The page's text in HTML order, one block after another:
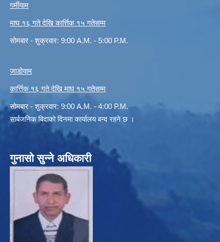
गर्मीयाम
माघ १६ गते देखि कार्त्तिक १५ गतेसम्म
सोमबार - शुक्रवार: 9:00 A.M. - 5:00 P.M.
जाडोयाम
कार्त्तिक १६ गते देखि माघ १५ गतेसम्म
सोमबार - शुक्रवार: 9:00 A.M. - 4:00 P.M.
सार्बजनिक बिदाको दिनमा कार्यालय बन्द रहने छ ।
गुनासो सुन्ने अधिकारी